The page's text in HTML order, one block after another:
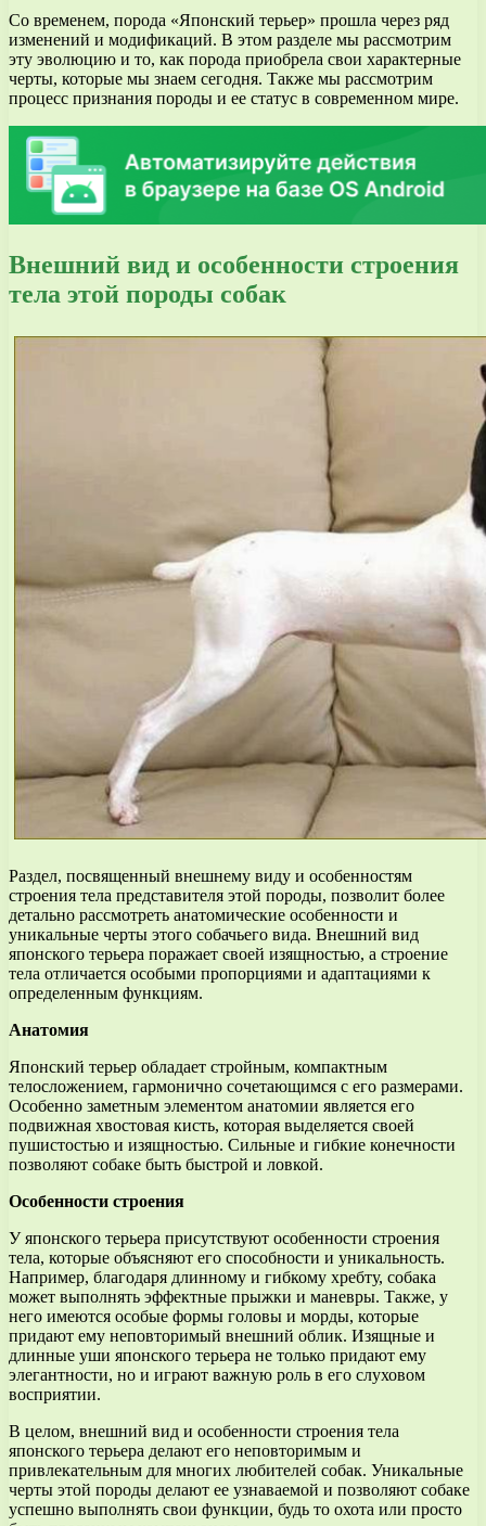
Со временем, порода «Японский терьер» прошла через ряд
изменений и модификаций. В этом разделе мы рассмотрим
эту эволюцию и то, как порода приобрела свои характерные
черты, которые мы знаем сегодня. Также мы рассмотрим
процесс признания породы и ее статус в современном мире.
Внешний вид и особенности строения
тела этой породы собак
Раздел, посвященный внешнему виду и особенностям
строения тела представителя этой породы, позволит более
детально рассмотреть анатомические особенности и
уникальные черты этого собачьего вида. Внешний вид
японского терьера поражает своей изящностью, а строение
тела отличается особыми пропорциями и адаптациями к
определенным функциям.
Анатомия
Японский терьер обладает стройным, компактным
телосложением, гармонично сочетающимся с его размерами.
Особенно заметным элементом анатомии является его
подвижная хвостовая кисть, которая выделяется своей
пушистостью и изящностью. Сильные и гибкие конечности
позволяют собаке быть быстрой и ловкой.
Особенности строения
У японского терьера присутствуют особенности строения
тела, которые объясняют его способности и уникальность.
Например, благодаря длинному и гибкому хребту, собака
может выполнять эффектные прыжки и маневры. Также, у
него имеются особые формы головы и морды, которые
придают ему неповторимый внешний облик. Изящные и
длинные уши японского терьера не только придают ему
элегантности, но и играют важную роль в его слуховом
восприятии.
В целом, внешний вид и особенности строения тела
японского терьера делают его неповторимым и
привлекательным для многих любителей собак. Уникальные
черты этой породы делают ее узнаваемой и позволяют собаке
успешно выполнять свои функции, будь то охота или просто